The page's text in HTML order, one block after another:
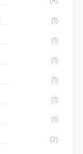
(1)
(1)
(1)
(1)
(1)
(1)
(2)